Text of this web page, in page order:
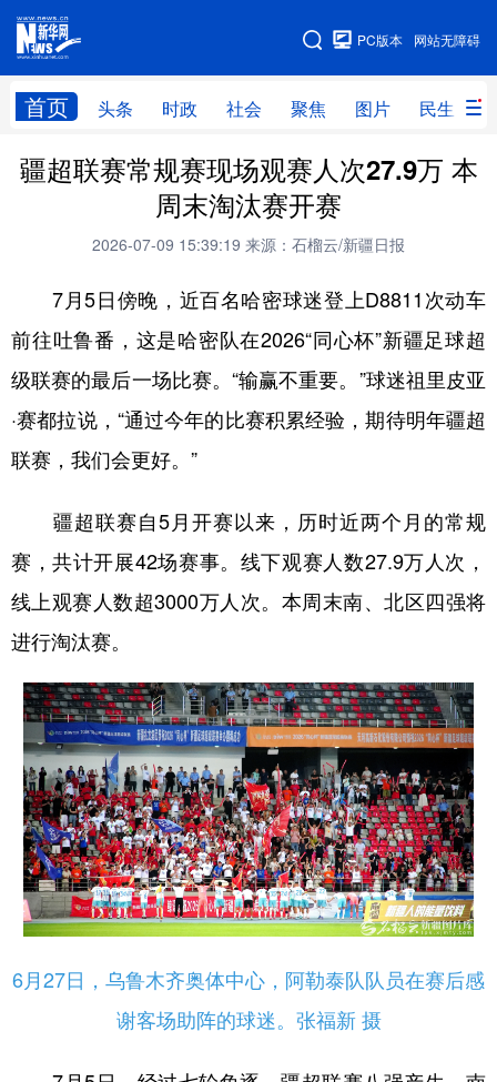
网站无障碍
PC版本
首页 头条 时政 社会 聚焦 图片 民生
网站地图
头条 时政 社会 聚焦
民生 访谈
服务
云游新疆 云端悦读 云看书画 光影新疆
人事频道 融媒体联播 廉政频道 新华视角看新疆
地方频道
辽宁 吉林 上海 江苏
山东
四川 贵州 云南 西藏
陕西 甘肃 青海 宁夏
新疆 内蒙古 黑龙江
多语种频道
Русский язык 日本語 한국어
疆超联赛常规赛现场观赛人次27.9万 本
周末淘汰赛开赛
2026-07-09 15:39:19 来源：石榴云/新疆日报
7月5日傍晚，近百名哈密球迷登上D8811次动车
前往吐鲁番，这是哈密队在2026“同心杯”新疆足球超
级联赛的最后一场比赛。“输赢不重要。”球迷祖里皮亚
·赛都拉说，“通过今年的比赛积累经验，期待明年疆超
联赛，我们会更好。”
疆超联赛自5月开赛以来，历时近两个月的常规
赛，共计开展42场赛事。线下观赛人数27.9万人次，
线上观赛人数超3000万人次。本周末南、北区四强将
进行淘汰赛。
6月27日，乌鲁木齐奥体中心，阿勒泰队队员在赛后感
谢客场助阵的球迷。张福新 摄